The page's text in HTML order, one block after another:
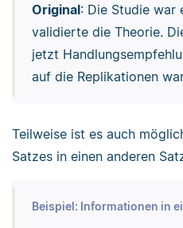
Original: Die Studie war
validierte die Theorie.
jetzt
auf die Replikationen
Teilweise ist es auch
Satzes in einen anderen
Beispiel: Informationen in